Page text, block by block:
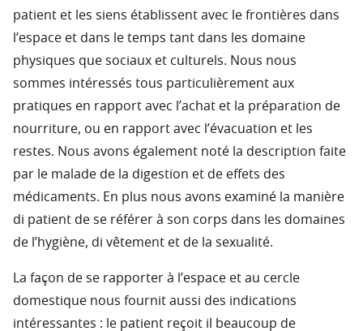
patient et les siens établissent avec le frontières dans
l’espace et dans le temps tant dans les domaine
physiques que sociaux et culturels. Nous nous
sommes intéressés tous particulièrement aux
pratiques en rapport avec l’achat et la préparation de
nourriture, ou en rapport avec l’évacuation et les
restes. Nous avons également noté la description faite
par le malade de la digestion et de effets des
médicaments. En plus nous avons examiné la manière
di patient de se référer à son corps dans les domaines
de l’hygiène, di vêtement et de la sexualité.
La façon de se rapporter à l’espace et au cercle
domestique nous fournit aussi des indications
intéressantes : le patient reçoit il beaucoup de